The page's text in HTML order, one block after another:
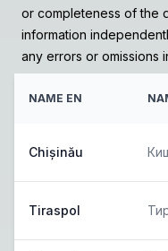
or completeness of the
information
any errors or omissions
NAME EN
Chișinău
Tiraspol